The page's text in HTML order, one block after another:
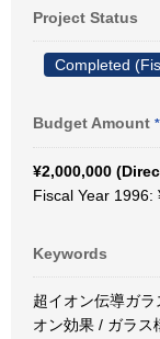
Project Status
Completed
Budget Amount
¥2,000,000
Fiscal Year
Keywords
超イオン伝導ガ
オン効果 / ガラス